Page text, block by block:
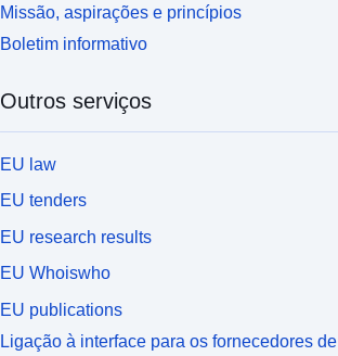
Missão, aspirações e princípios
Boletim informativo
Outros serviços
EU law
EU tenders
EU research results
EU Whoiswho
EU publications
Ligação à interface para os fornecedores de